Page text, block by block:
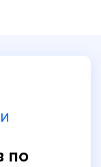
на время
по